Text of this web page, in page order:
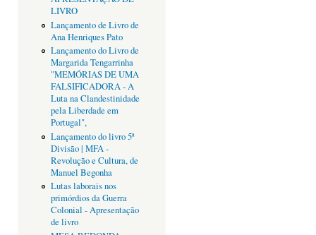
LIVRO
Lançamento de Livro de
Ana Henriques Pato
Lançamento do Livro de
Margarida Tengarrinha
"MEMÓRIAS DE UMA
FALSIFICADORA - A
Luta na Clandestinidade
pela Liberdade em
Portugal",
Lançamento do livro 5ª
Divisão | MFA -
Revolução e Cultura, de
Manuel Begonha
Lutas laborais nos
primórdios da Guerra
Colonial - Apresentação
de livro